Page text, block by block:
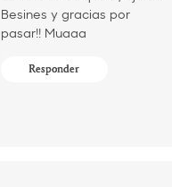
Besines y gracias por
pasar!! Muaaa
Responder